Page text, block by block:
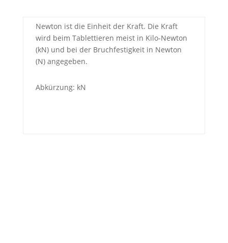
Newton ist die Einheit der Kraft. Die Kraft
wird beim Tablettieren meist in Kilo-Newton
(kN) und bei der Bruchfestigkeit in Newton
(N) angegeben.
Abkürzung: kN